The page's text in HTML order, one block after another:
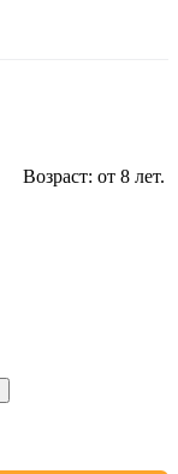
Возраст: от 8 лет.